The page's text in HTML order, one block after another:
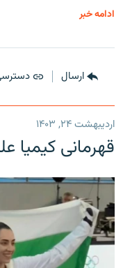
ادامه خبر
ارسال
اردیبهشت ۲۴, ۱۴۰۳
قهرمانی کیمیا